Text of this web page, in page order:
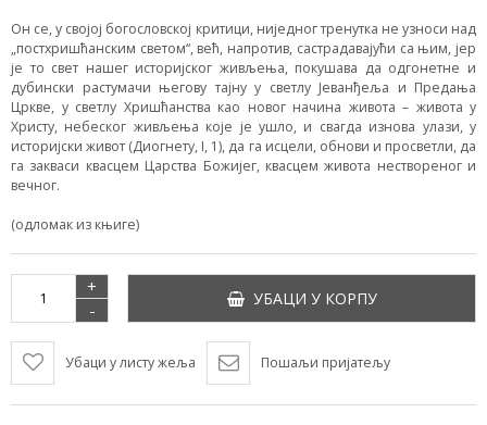
Он се, у својој богословској критици, ниједног тренутка не узноси над
„постхришћанским светом“, већ, напротив, састрадавајући са њим, јер
је то свет нашег историјског живљења, покушава да одгонетне и
дубински растумачи његову тајну у светлу Јеванђеља и Предања
Цркве, у светлу Хришћанства као новог начина живота – живота у
Христу, небеског живљења које је ушло, и свагда изнова улази, у
историјски живот (Диогнету, I, 1), да га исцели, обнови и просветли, да
га закваси квасцем Царства Божијег, квасцем живота нествореног и
вечног.
(одломак из књиге)
+
-
УБАЦИ У КОРПУ
Убаци у листу жеља Пошаљи пријатељу